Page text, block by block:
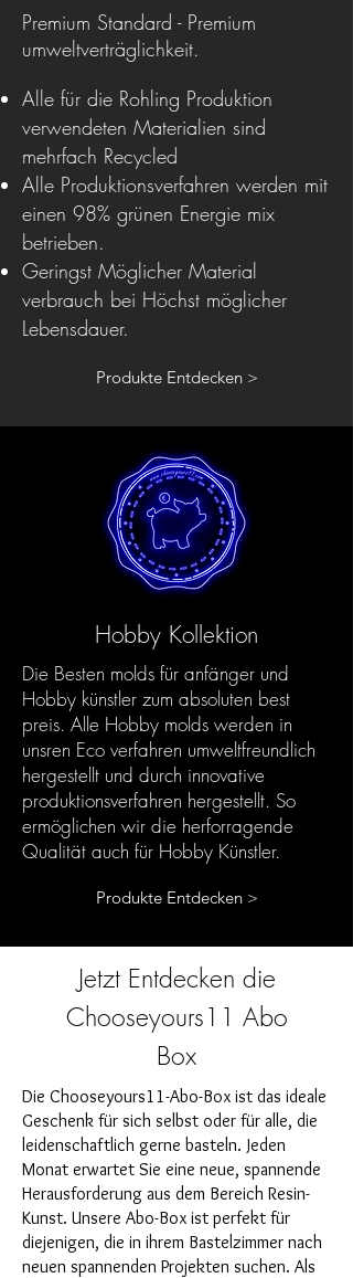
Premium Standard - Premium
umweltverträglichkeit.
Alle für die Rohling Produktion
verwendeten Materialien sind
mehrfach Recycled
Alle Produktionsverfahren werden mit
einen 98% grünen Energie mix
betrieben.
Geringst Möglicher Material
verbrauch bei Höchst möglicher
Lebensdauer.
Produkte Entdecken >
Hobby Kollektion
Die Besten molds für anfänger und
Hobby künstler zum absoluten best
preis. Alle Hobby molds werden in
unsren Eco verfahren umweltfreundlich
hergestellt und durch innovative
produktionsverfahren hergestellt. So
ermöglichen wir die herforragende
Qualität auch für Hobby Künstler.
Produkte Entdecken >
Jetzt Entdecken die
Chooseyours11 Abo
Box
Die Chooseyours11-Abo-Box ist das ideale
Geschenk für sich selbst oder für alle, die
leidenschaftlich gerne basteln. Jeden
Monat erwartet Sie eine neue, spannende
Herausforderung aus dem Bereich Resin-
Kunst. Unsere Abo-Box ist perfekt für
diejenigen, die in ihrem Bastelzimmer nach
neuen spannenden Projekten suchen. Als